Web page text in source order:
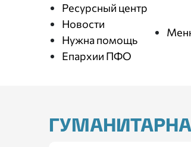
Ресурсный центр
Новости
Нужна помощь
Епархии ПФО